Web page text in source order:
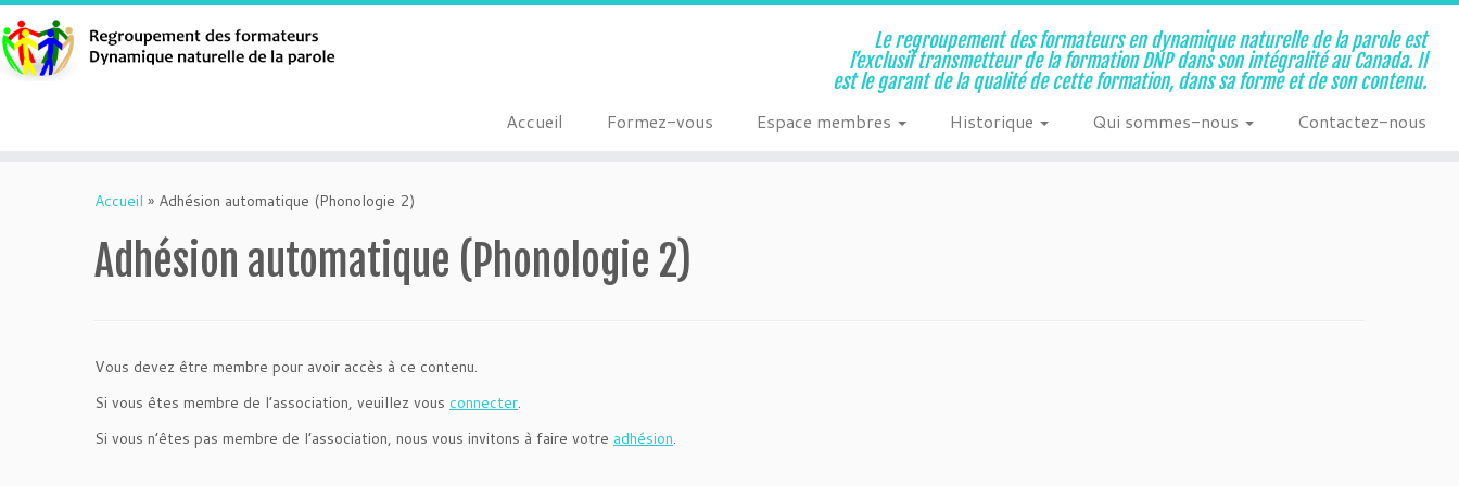
Le regroupement des formateurs en dynamique naturelle de la parole est
l’exclusif transmetteur de la formation DNP dans son intégralité au Canada. Il
est le garant de la qualité de cette formation, dans sa forme et de son contenu.
Accueil Formez-vous Espace membres Historique Qui sommes-nous Contactez-nous
Accueil » Adhésion automatique (Phonologie 2)
Adhésion automatique (Phonologie 2)
Vous devez être membre pour avoir accès à ce contenu.
Si vous êtes membre de l’association, veuillez vous connecter.
Si vous n’êtes pas membre de l’association, nous vous invitons à faire votre adhésion.